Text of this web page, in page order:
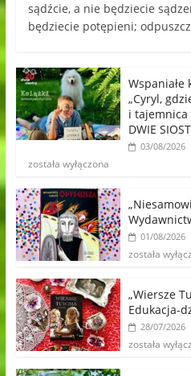
sądźcie, a nie będziecie
będziecie potępieni;
Wspaniałe
„Cyryl,
i tajemnica
DWIE
03/08/2026
została wyłączona
01/08/2026
została
„Wiersze
Edukacja-
28/07/2026
została